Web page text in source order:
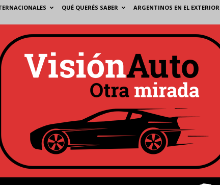
QUÉ QUERÉS SABER ARGENTINOS EN EL EXTERIOR